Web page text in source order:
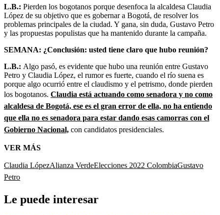
L.B.: Pierden los bogotanos porque desenfoca la alcaldesa Claudia
López de su objetivo que es gobernar a Bogotá, de resolver los
problemas principales de la ciudad. Y gana, sin duda, Gustavo Petro
y las propuestas populistas que ha mantenido durante la campaña.
SEMANA: ¿Conclusión: usted tiene claro que hubo reunión?
L.B.: Algo pasó, es evidente que hubo una reunión entre Gustavo
Petro y Claudia López, el rumor es fuerte, cuando el río suena es
porque algo ocurrió entre el claudismo y el petrismo, donde pierden
los bogotanos. Claudia está actuando como senadora y no como
alcaldesa de Bogotá, ese es el gran error de ella, no ha entiendo
que ella no es senadora para estar dando esas camorras con el
Gobierno Nacional, con candidatos presidenciales.
VER MÁS
Claudia LópezAlianza VerdeElecciones 2022 ColombiaGustavo
Petro
Le puede interesar